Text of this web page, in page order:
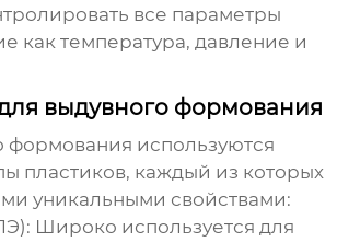
все параметры
как температура, давление и
выдувного формования
формования используются
пластиков, каждый из которых
уникальными свойствами:
Широко используется для